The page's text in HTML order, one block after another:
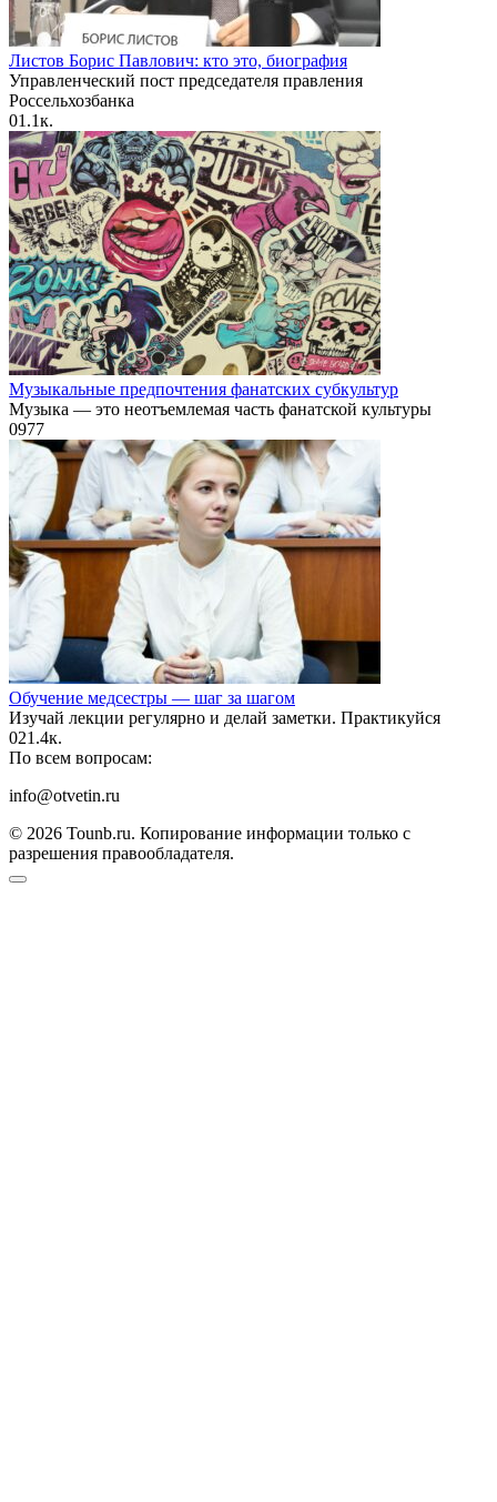
Листов Борис Павлович: кто это, биография
Управленческий пост председателя правления
Россельхозбанка
01.1к.
Музыкальные предпочтения фанатских субкультур
Музыка — это неотъемлемая часть фанатской культуры
0977
Обучение медсестры — шаг за шагом
Изучай лекции регулярно и делай заметки. Практикуйся
021.4к.
По всем вопросам:
info@otvetin.ru
© 2026 Tounb.ru. Копирование информации только с
разрешения правообладателя.